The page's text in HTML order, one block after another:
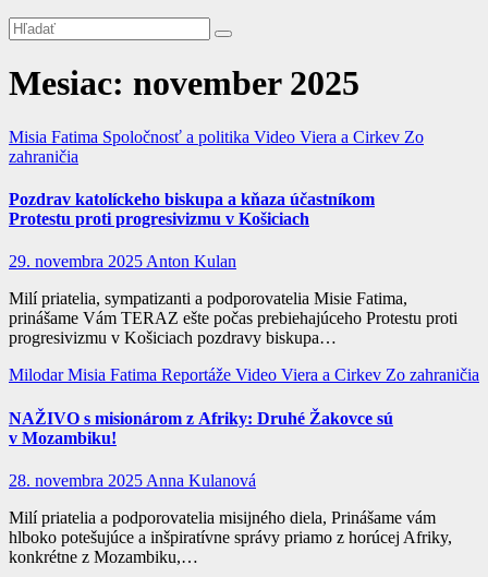
Mesiac: november 2025
Misia Fatima Spoločnosť a politika Video Viera a Cirkev Zo
zahraničia
Pozdrav katolíckeho biskupa a kňaza účastníkom
Protestu proti progresivizmu v Košiciach
29. novembra 2025Anton Kulan
Milí priatelia, sympatizanti a podporovatelia Misie Fatima,
prinášame Vám TERAZ ešte počas prebiehajúceho Protestu proti
progresivizmu v Košiciach pozdravy biskupa…
MilodarMisia Fatima Reportáže Video Viera a Cirkev Zo zahraničia
NAŽIVO s misionárom z Afriky: Druhé Žakovce sú
v Mozambiku!
28. novembra 2025 Anna Kulanová
Milí priatelia a podporovatelia misijného diela, Prinášame vám
hlboko potešujúce a inšpiratívne správy priamo z horúcej Afriky,
konkrétne z Mozambiku,…